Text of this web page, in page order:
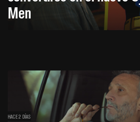
Men
HACE 2 DÍAS